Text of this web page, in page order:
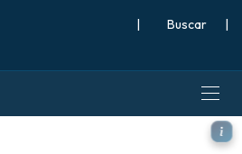
| |
0.25° modelo